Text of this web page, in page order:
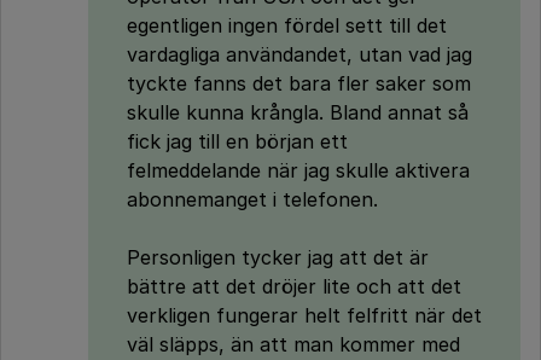
egentligen ingen fördel sett till det
vardagliga användandet, utan vad jag
tyckte fanns det bara fler saker som
skulle kunna krångla. Bland annat så
fick jag till en början ett
felmeddelande när jag skulle aktivera
abonnemanget i telefonen.
Personligen tycker jag att det är
bättre att det dröjer lite och att det
verkligen fungerar helt felfritt när det
väl släpps, än att man kommer med